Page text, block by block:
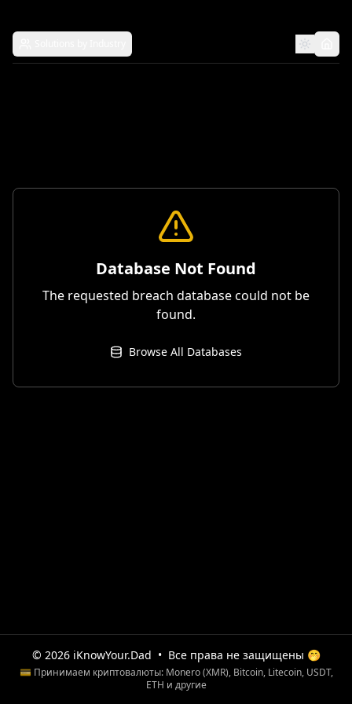
Database Not Found
The requested breach database could not be
found.
Browse All Databases
© 2026 iKnowYour.Dad • Все права не защищены 🤭
💳 Принимаем криптовалюты: Monero (XMR), Bitcoin, Litecoin, USDT,
ETH и другие